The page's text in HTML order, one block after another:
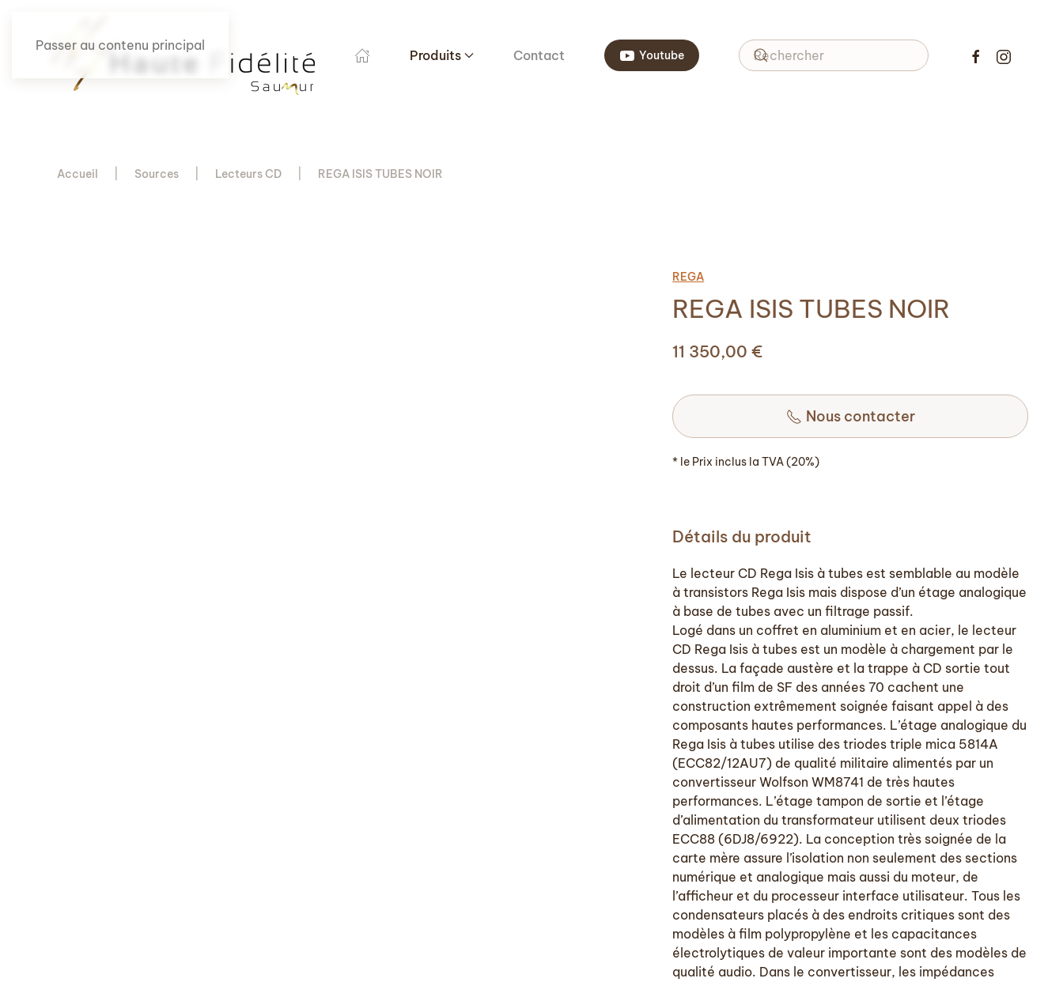
Passer au contenu principal
Produits Contact Youtube
Accueil Sources Lecteurs CD REGA ISIS TUBES NOIR
REGA
REGA ISIS TUBES NOIR
11 350,00€
Nous contacter
* le Prix inclus la TVA (20%)
Détails du produit
Le lecteur CD Rega Isis à tubes est semblable au modèle
à transistors Rega Isis mais dispose d’un étage analogique
à base de tubes avec un filtrage passif.
Logé dans un coffret en aluminium et en acier, le lecteur
CD Rega Isis à tubes est un modèle à chargement par le
dessus. La façade austère et la trappe à CD sortie tout
droit d’un film de SF des années 70 cachent une
construction extrêmement soignée faisant appel à des
composants hautes performances. L’étage analogique du
Rega Isis à tubes utilise des triodes triple mica 5814A
(ECC82/12AU7) de qualité militaire alimentés par un
convertisseur Wolfson WM8741 de très hautes
performances. L’étage tampon de sortie et l’étage
d’alimentation du transformateur utilisent deux triodes
ECC88 (6DJ8/6922). La conception très soignée de la
carte mère assure l’isolation non seulement des sections
numérique et analogique mais aussi du moteur, de
l’afficheur et du processeur interface utilisateur. Tous les
condensateurs placés à des endroits critiques sont des
modèles à film polypropylène et les capacitances
électrolytiques de valeur importante sont des modèles de
qualité audio. Dans le convertisseur, les impédances